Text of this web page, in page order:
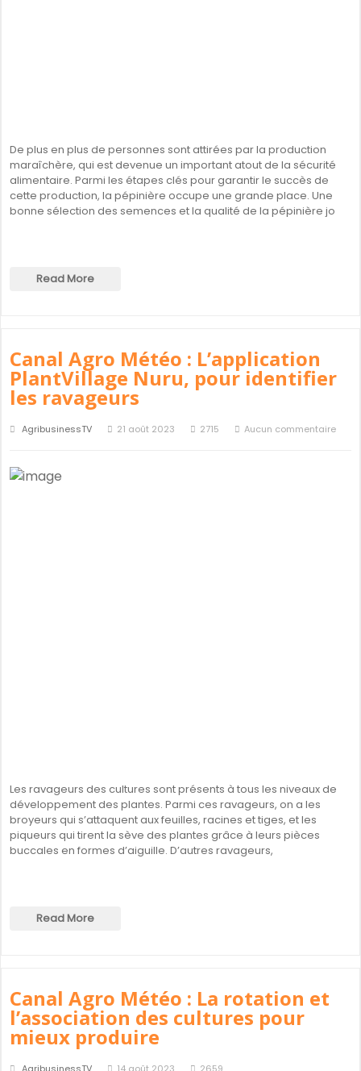
De plus en plus de personnes sont attirées par la production
maraîchère, qui est devenue un important atout de la sécurité
alimentaire. Parmi les étapes clés pour garantir le succès de
cette production, la pépinière occupe une grande place. Une
bonne sélection des semences et la qualité de la pépinière jo
Read More
Canal Agro Météo : L’application
PlantVillage Nuru, pour identifier
les ravageurs
AgribusinessTV 21 août 2023 2715 Aucun commentaire
Les ravageurs des cultures sont présents à tous les niveaux de
développement des plantes. Parmi ces ravageurs, on a les
broyeurs qui s’attaquent aux feuilles, racines et tiges, et les
piqueurs qui tirent la sève des plantes grâce à leurs pièces
buccales en formes d’aiguille. D’autres ravageurs,
Read More
Canal Agro Météo : La rotation et
l’association des cultures pour
mieux produire